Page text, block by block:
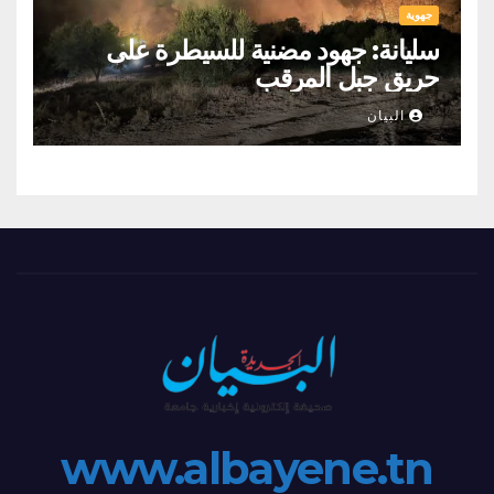
جهوية
سليانة: جهود مضنية للسيطرة على
حريق جبل المرقب
البيان
www.albayene.tn